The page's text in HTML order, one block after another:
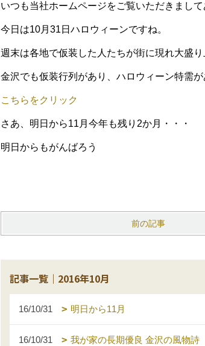
いつも当社ホームページをご覧いただきまして
今日は10月31日ハロウィーンですね。
週末は各地で仮装した人たちが街に現れ大盛り
金沢でも仮装行列があり、ハロウィーン特需が
こちらをクリック
さあ、明日から11月今年も残り2か月・・・
明日からもがんばろう
前の記事
記事一覧｜2016年10月
16/10/31 明日から11月
16/10/31 我が家の長期優良 金沢の